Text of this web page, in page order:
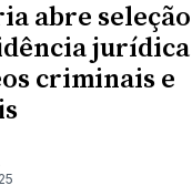
abre seleção
jurídica
criminais e